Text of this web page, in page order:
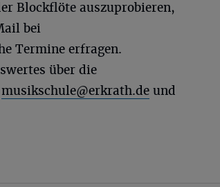
Blockflöte auszuprobieren,
bei
Termine erfragen.
über die
musikschule@erkrath.de und